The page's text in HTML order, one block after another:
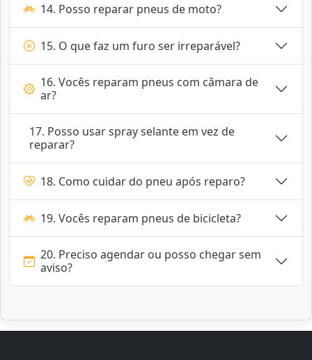
14. Posso reparar pneus de moto?
15. O que faz um furo ser irreparável?
16. Vocês reparam pneus com câmara de
ar?
17. Posso usar spray selante em vez de
reparar?
18. Como cuidar do pneu após reparo?
19. Vocês reparam pneus de bicicleta?
20. Preciso agendar ou posso chegar sem
aviso?